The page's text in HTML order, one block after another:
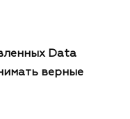
Data
верные